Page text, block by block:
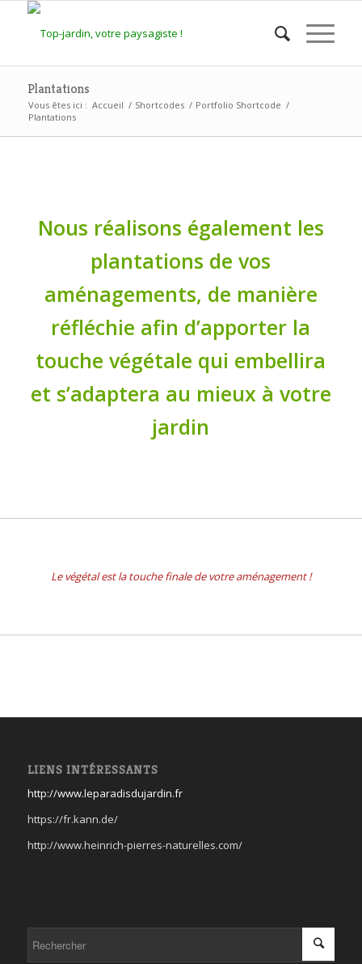
Plantations
Vous êtes ici : Accueil / Shortcodes / Portfolio Shortcode /
Plantations
Nous réalisons également les
plantations de vos
aménagements, de manière
réfléchie afin d’apporter la
touche végétale qui embellira
et s’adaptera au mieux à votre
jardin
Le végétal est la touche finale de votre aménagement !
LIENS INTÉRESSANTS
http://www.leparadisdujardin.fr
https://fr.kann.de/
http://www.heinrich-pierres-naturelles.com/